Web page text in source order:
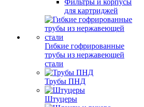
Фильтры и корпусы
для картриджей
Гибкие гофрированные
трубы из нержавеющей
стали
Трубы ПНД
Штуцеры